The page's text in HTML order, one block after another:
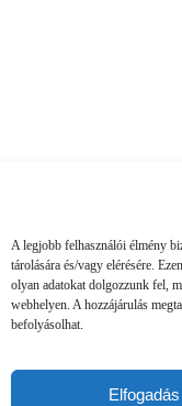
A legjobb felhasználói élmény
tárolására és/vagy elérésére.
olyan adatokat dolgozzunk fel,
webhelyen. A hozzájárulás
befolyásolhat.
Elfogadás